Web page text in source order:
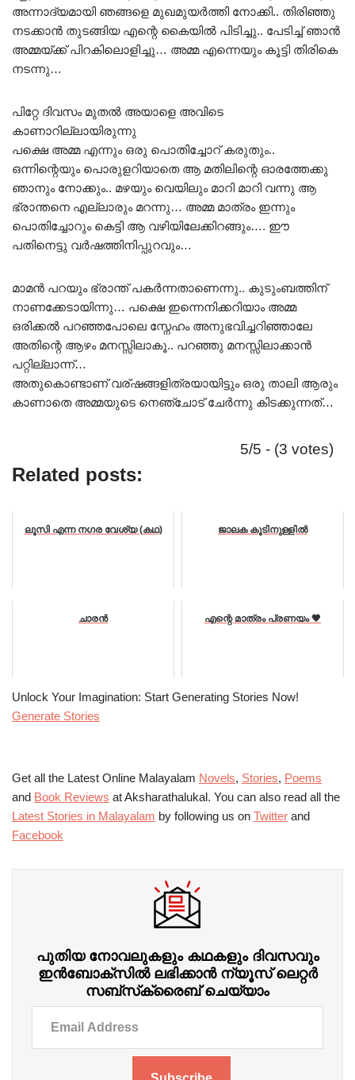
അന്നാദ്യമായി ഞങ്ങളെ മുഖമുയർത്തി നോക്കി.. തിരിഞ്ഞു
നടക്കാൻ തുടങ്ങിയ എന്റെ കൈയിൽ പിടിച്ചു.. പേടിച്ച് ഞാൻ
അമ്മയ്ക്ക് പിറകിലൊളിച്ചു… അമ്മ എന്നെയും കൂട്ടി തിരികെ
നടന്നു…
പിറ്റേ ദിവസം മുതൽ അയാളെ അവിടെ
കാണാറില്ലായിരുന്നു
പക്ഷെ അമ്മ എന്നും ഒരു പൊതിച്ചോറ് കരുതും..
ഒന്നിന്റെയും പൊരുളറിയാതെ ആ മതിലിന്റെ ഓരത്തേക്കു
ഞാനും നോക്കും.. മഴയും വെയിലും മാറി മാറി വന്നു ആ
ഭ്രാന്തനെ എല്ലാരും മറന്നു… അമ്മ മാത്രം ഇന്നും
പൊതിച്ചോറും കെട്ടി ആ വഴിയിലേക്കിറങ്ങും…. ഈ
പതിനെട്ടു വർഷത്തിനിപ്പുറവും…
മാമൻ പറയും ഭ്രാന്ത് പകർന്നതാണെന്നു.. കുടുംബത്തിന്
നാണക്കേടായിന്നു… പക്ഷെ ഇന്നെനിക്കറിയാം അമ്മ
ഒരിക്കൽ പറഞ്ഞപോലെ സ്നേഹം അനുഭവിച്ചറിഞ്ഞാലേ
അതിന്റെ ആഴം മനസ്സിലാകൂ.. പറഞ്ഞു മനസ്സിലാക്കാൻ
പറ്റില്ലാന്ന്…
അതുകൊണ്ടാണ് വര്ഷങ്ങളിത്രയായിട്ടും ഒരു താലി ആരും
കാണാതെ അമ്മയുടെ നെഞ്ചോട്‌ ചേർന്നു കിടക്കുന്നത്…
5/5 - (3 votes)
Related posts:
ലൂസി എന്ന നഗര വേശ്യ (കഥ) ജാലക കൂടിനുള്ളിൽ
ചാരൻ എന്റെ മാത്രം പ്രണയം 🖤
Unlock Your Imagination: Start Generating Stories Now!
Generate Stories
Get all the Latest Online Malayalam Novels, Stories, Poems
and Book Reviews at Aksharathalukal. You can also read all the
Latest Stories in Malayalam by following us on Twitter and
Facebook
പുതിയ നോവലുകളും കഥകളും ദിവസവും
ഇന്‍ബോക്‌സില്‍ ലഭിക്കാന്‍ ന്യൂസ് ലെറ്റർ
സബ്‌സ്‌ക്രൈബ് ചെയ്യാം